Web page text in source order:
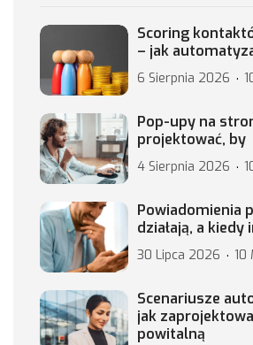
Scoring
– jak
6 Sierpnia 2026
Pop-upy na
projektować, by
4 Sierpnia 2026
Powiadomienia
działają, a kiedy
30 Lipca 2026 10
Scenariusze
jak
powitalną